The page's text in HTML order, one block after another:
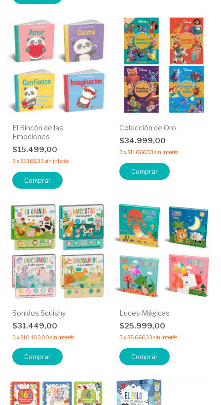
El Rincón de las
Emociones
$15.499,00
3 x$5.166,33 sin interés
Comprar
Colección de Oro
$34.999,00
3 x$11.666,33 sin interés
Comprar
Sonidos Squishy
$31.449,00
3 x$10.483,00 sin interés
Comprar
Luces Mágicas
$25.999,00
3 x$8.666,33 sin interés
Comprar